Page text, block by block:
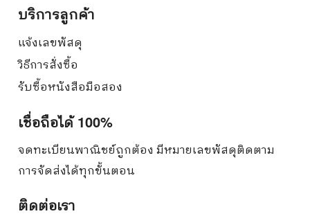
บริการลูกค้า
แจ้งเลขพัสดุ
วิธีการสั่งซื้อ
รับซื้อหนังสือมือสอง
เชื่อถือได้ 100%
จดทะเบียนพาณิชย์ถูกต้อง มีหมายเลขพัสดุติดตาม
การจัดส่งได้ทุกขั้นตอน
ติดต่อเรา